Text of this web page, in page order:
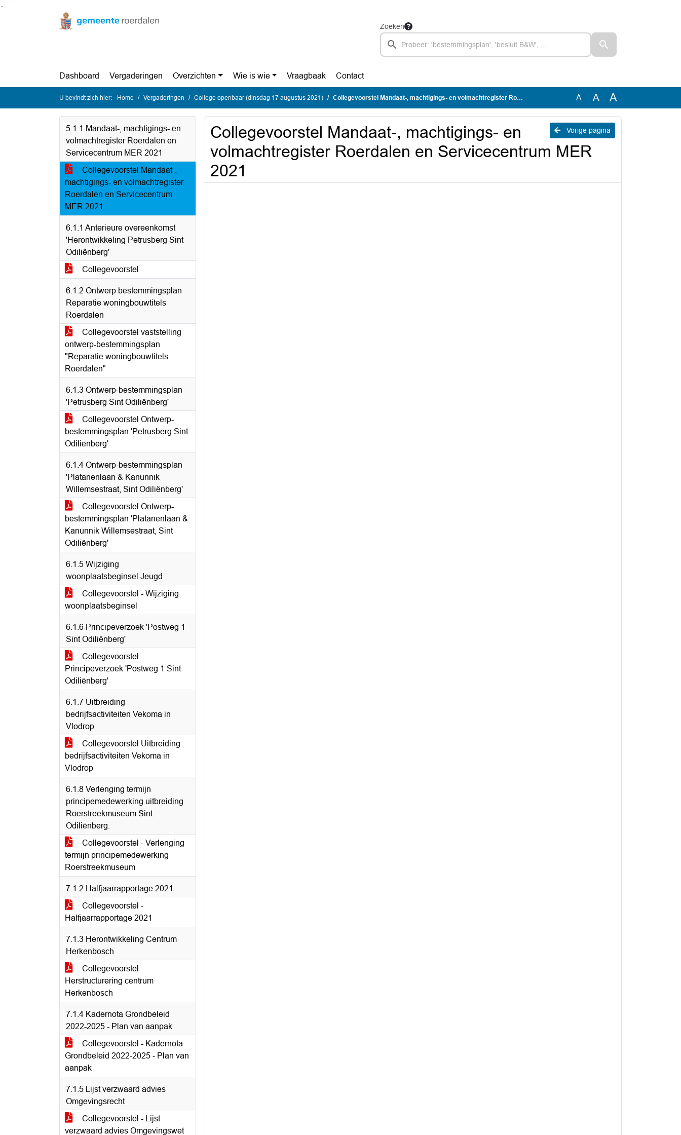
Ga naar de inhoud van deze pagina
Ga naar het zoeken
Ga naar het menu
Zoeken
Dashboard Vergaderingen Overzichten Wie is wie Vraagbaak Contact
U bevindt zich hier: Home Vergaderingen College openbaar (dinsdag 17 augustus 2021) Collegevoorstel Mandaat-, machtigings- en volmachtregister Roerdalen en Servicecentrum MER 2021 A A A
5.1.1 Mandaat-, machtigings- en
volmachtregister Roerdalen en
Servicecentrum MER 2021
Collegevoorstel Mandaat-,
machtigings- en volmachtregister
Roerdalen en Servicecentrum
MER 2021
6.1.1 Anterieure overeenkomst
'Herontwikkeling Petrusberg Sint
Odiliënberg'
Collegevoorstel
6.1.2 Ontwerp bestemmingsplan
Reparatie woningbouwtitels
Roerdalen
Collegevoorstel vaststelling
ontwerp-bestemmingsplan
"Reparatie woningbouwtitels
Roerdalen"
6.1.3 Ontwerp-bestemmingsplan
'Petrusberg Sint Odiliënberg'
Collegevoorstel Ontwerp-
bestemmingsplan 'Petrusberg Sint
Odiliënberg'
6.1.4 Ontwerp-bestemmingsplan
'Platanenlaan & Kanunnik
Willemsestraat, Sint Odiliënberg'
Collegevoorstel Ontwerp-
bestemmingsplan 'Platanenlaan &
Kanunnik Willemsestraat, Sint
Odiliënberg'
6.1.5 Wijziging
woonplaatsbeginsel Jeugd
Collegevoorstel - Wijziging
woonplaatsbeginsel
6.1.6 Principeverzoek 'Postweg 1
Sint Odiliënberg'
Collegevoorstel
Principeverzoek 'Postweg 1 Sint
Odiliënberg'
6.1.7 Uitbreiding
bedrijfsactiviteiten Vekoma in
Vlodrop
Collegevoorstel Uitbreiding
bedrijfsactiviteiten Vekoma in
Vlodrop
6.1.8 Verlenging termijn
principemedewerking uitbreiding
Roerstreekmuseum Sint
Odiliënberg.
Collegevoorstel - Verlenging
termijn principemedewerking
Roerstreekmuseum
7.1.2 Halfjaarrapportage 2021
Collegevoorstel -
Halfjaarrapportage 2021
7.1.3 Herontwikkeling Centrum
Herkenbosch
Collegevoorstel
Herstructurering centrum
Herkenbosch
7.1.4 Kadernota Grondbeleid
2022-2025 - Plan van aanpak
Collegevoorstel - Kadernota
Grondbeleid 2022-2025 - Plan van
aanpak
7.1.5 Lijst verzwaard advies
Omgevingsrecht
Collegevoorstel - Lijst
verzwaard advies Omgevingswet
Vorige pagina
Collegevoorstel Mandaat-, machtigings- en
volmachtregister Roerdalen en Servicecentrum MER
2021